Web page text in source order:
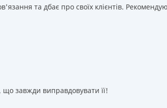
та дбає про своїх клієнтів.
завжди виправдовувати її!